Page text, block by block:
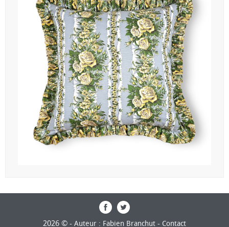
2026 © - Auteur : Fabien Branchut - Contact